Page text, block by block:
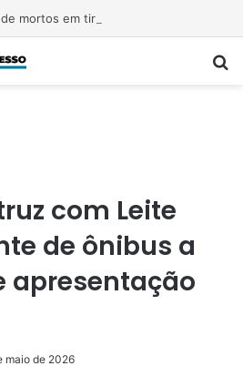
com Leite
de ônibus a
apresentação
maio de 2026